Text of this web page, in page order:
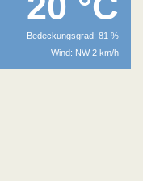
Bedeckungsgrad: 81 %
Wind: NW 2 km/h